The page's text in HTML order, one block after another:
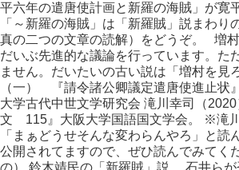
平六年の遣唐使計画と新羅の海賊」が寛
「～新羅の海賊」は「新羅賊」説まわ
真の二つの文章の読解）をどうぞ。 増
だいぶ先進的な議論を行っています。た
ません。だいたいの古い説は「増村を
（一） 『請令諸公卿議定遣唐使進止
大学古代中世文学研究会 滝川幸司（
文 115』大阪大学国語国文学会。 ※滝
「まぁどうせそんな変わらんやろ」と
公開されてますので、ぜひ読んでみて